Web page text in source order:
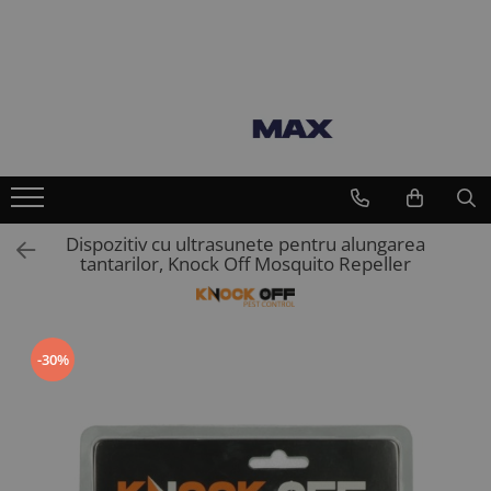
Echipamente si accesorii furajare
vaci
Suplimente nutritive vaci
Intretinere ongloane vaci
Standuri trimaj ongloane
Bandaje si pansamente ongloane
Consumabile intretinere ongloane
Ingrijire si tratament ongloane
Renete, cutite si clesti ongloane
Dispozitiv cu ultrasunete pentru alungarea
tantarilor, Knock Off Mosquito Repeller
-30%